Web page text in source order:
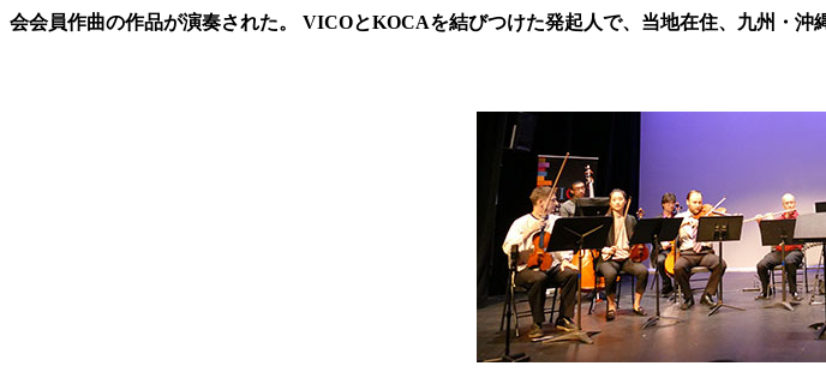
会会員作曲の作品が演奏された。 VICOとKOCAを結びつけた発起人で、当地在住、九州・沖